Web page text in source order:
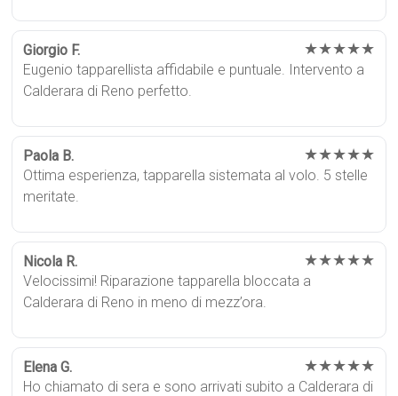
Giorgio F. ★★★★★
Eugenio tapparellista affidabile e puntuale. Intervento a
Calderara di Reno perfetto.
Paola B. ★★★★★
Ottima esperienza, tapparella sistemata al volo. 5 stelle
meritate.
Nicola R. ★★★★★
Velocissimi! Riparazione tapparella bloccata a
Calderara di Reno in meno di mezz’ora.
Elena G. ★★★★★
Ho chiamato di sera e sono arrivati subito a Calderara di